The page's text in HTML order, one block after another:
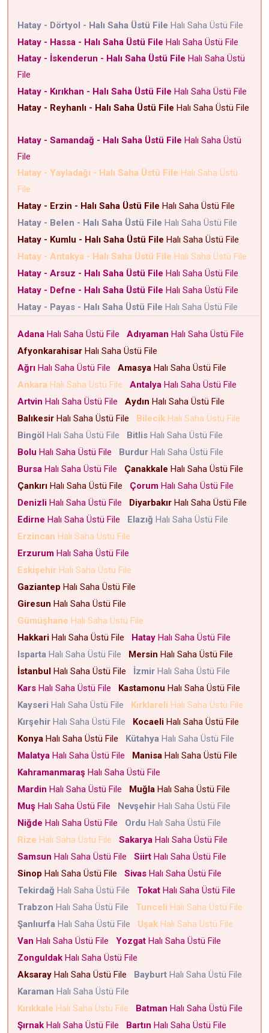
Hatay - Dörtyol - Halı Saha Üstü File Halı Saha Üstü File
Hatay - Hassa - Halı Saha Üstü File Halı Saha Üstü File
Hatay - İskenderun - Halı Saha Üstü File Halı Saha Üstü
File
Hatay - Kırıkhan - Halı Saha Üstü File Halı Saha Üstü File
Hatay - Reyhanlı - Halı Saha Üstü File Halı Saha Üstü File
Hatay - Samandağ - Halı Saha Üstü File Halı Saha Üstü
File
Hatay - Yayladağı - Halı Saha Üstü File Halı Saha Üstü
File
Hatay - Erzin - Halı Saha Üstü File Halı Saha Üstü File
Hatay - Belen - Halı Saha Üstü File Halı Saha Üstü File
Hatay - Kumlu - Halı Saha Üstü File Halı Saha Üstü File
Hatay - Antakya - Halı Saha Üstü File Halı Saha Üstü File
Hatay - Arsuz - Halı Saha Üstü File Halı Saha Üstü File
Hatay - Defne - Halı Saha Üstü File Halı Saha Üstü File
Hatay - Payas - Halı Saha Üstü File Halı Saha Üstü File
Adana Halı Saha Üstü File Adıyaman Halı Saha Üstü File
Afyonkarahisar Halı Saha Üstü File
Ağrı Halı Saha Üstü File Amasya Halı Saha Üstü File
Ankara Halı Saha Üstü File Antalya Halı Saha Üstü File
Artvin Halı Saha Üstü File Aydın Halı Saha Üstü File
Balıkesir Halı Saha Üstü File Bilecik Halı Saha Üstü File
Bingöl Halı Saha Üstü File Bitlis Halı Saha Üstü File
Bolu Halı Saha Üstü File Burdur Halı Saha Üstü File
Bursa Halı Saha Üstü File Çanakkale Halı Saha Üstü File
Çankırı Halı Saha Üstü File Çorum Halı Saha Üstü File
Denizli Halı Saha Üstü File Diyarbakır Halı Saha Üstü File
Edirne Halı Saha Üstü File Elazığ Halı Saha Üstü File
Erzincan Halı Saha Üstü File
Erzurum Halı Saha Üstü File
Eskişehir Halı Saha Üstü File
Gaziantep Halı Saha Üstü File
Giresun Halı Saha Üstü File
Gümüşhane Halı Saha Üstü File
Hakkari Halı Saha Üstü File Hatay Halı Saha Üstü File
Isparta Halı Saha Üstü File Mersin Halı Saha Üstü File
İstanbul Halı Saha Üstü File İzmir Halı Saha Üstü File
Kars Halı Saha Üstü File Kastamonu Halı Saha Üstü File
Kayseri Halı Saha Üstü File Kırklareli Halı Saha Üstü File
Kırşehir Halı Saha Üstü File Kocaeli Halı Saha Üstü File
Konya Halı Saha Üstü File Kütahya Halı Saha Üstü File
Malatya Halı Saha Üstü File Manisa Halı Saha Üstü File
Kahramanmaraş Halı Saha Üstü File
Mardin Halı Saha Üstü File Muğla Halı Saha Üstü File
Muş Halı Saha Üstü File Nevşehir Halı Saha Üstü File
Niğde Halı Saha Üstü File Ordu Halı Saha Üstü File
Rize Halı Saha Üstü File Sakarya Halı Saha Üstü File
Samsun Halı Saha Üstü File Siirt Halı Saha Üstü File
Sinop Halı Saha Üstü File Sivas Halı Saha Üstü File
Tekirdağ Halı Saha Üstü File Tokat Halı Saha Üstü File
Trabzon Halı Saha Üstü File Tunceli Halı Saha Üstü File
Şanlıurfa Halı Saha Üstü File Uşak Halı Saha Üstü File
Van Halı Saha Üstü File Yozgat Halı Saha Üstü File
Zonguldak Halı Saha Üstü File
Aksaray Halı Saha Üstü File Bayburt Halı Saha Üstü File
Karaman Halı Saha Üstü File
Kırıkkale Halı Saha Üstü File Batman Halı Saha Üstü File
Şırnak Halı Saha Üstü File Bartın Halı Saha Üstü File